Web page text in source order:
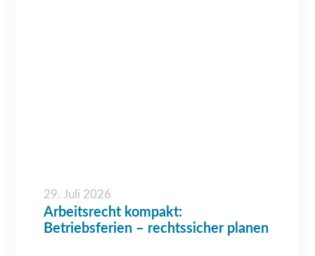
29. Juli 2026
Arbeitsrecht kompakt:
Betriebsferien – rechtssicher planen